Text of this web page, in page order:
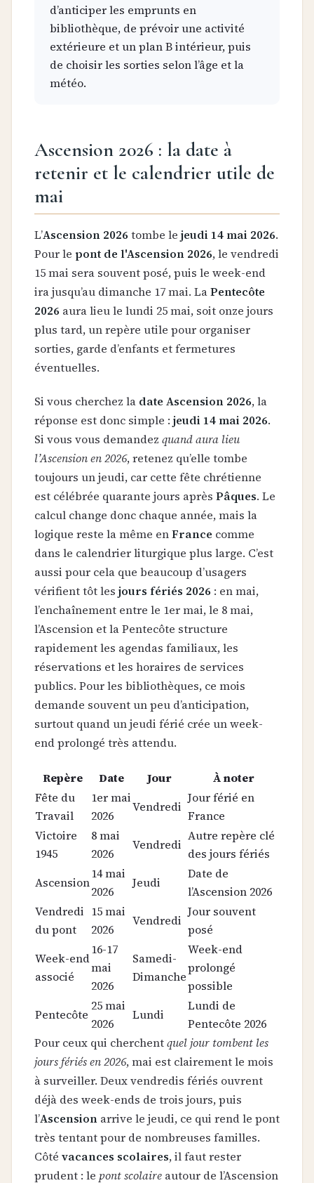
d’anticiper les emprunts en
bibliothèque, de prévoir une activité
extérieure et un plan B intérieur, puis
de choisir les sorties selon l’âge et la
météo.
Ascension 2026 : la date à
retenir et le calendrier utile de
mai
L’Ascension 2026 tombe le jeudi 14 mai 2026.
Pour le pont de l'Ascension 2026, le vendredi
15 mai sera souvent posé, puis le week-end
ira jusqu’au dimanche 17 mai. LaPentecôte
2026 aura lieu le lundi 25 mai, soit onze jours
plus tard, un repère utile pour organiser
sorties, garde d’enfants et fermetures
éventuelles.
Si vous cherchez la date Ascension 2026, la
réponse est donc simple : jeudi 14 mai 2026.
Si vous vous demandez quand aura lieu
l’Ascension en 2026, retenez qu’elle tombe
toujours un jeudi, car cette fête chrétienne
est célébrée quarante jours après Pâques. Le
calcul change donc chaque année, mais la
logique reste la même enFrance comme
dans le calendrier liturgique plus large. C’est
aussi pour cela que beaucoup d’usagers
vérifient tôt les jours fériés 2026 : en mai,
l’enchaînement entre le 1er mai, le 8 mai,
l’Ascension et la Pentecôte structure
rapidement les agendas familiaux, les
réservations et les horaires de services
publics. Pour les bibliothèques, ce mois
demande souvent un peu d’anticipation,
surtout quand un jeudi férié crée un week-
end prolongé très attendu.
Repère Date Jour
À noter
Fête du
Travail
1er mai
2026
Vendredi
Jour férié en
France
Victoire
1945
8 mai
2026
Vendredi
Autre repère clé
des jours fériés
Ascension
14 mai
2026
Jeudi
Date de
l’Ascension 2026
Vendredi
du pont
15 mai
2026
Vendredi
Jour souvent
posé
Week-end
associé
16-17
mai
2026
Samedi-
Dimanche
Week-end
prolongé
possible
Pentecôte
25 mai
2026
Lundi
Lundi de
Pentecôte 2026
Pour ceux qui cherchentquel jour tombent les
jours fériés en 2026, mai est clairement le mois
à surveiller. Deux vendredis fériés ouvrent
déjà des week-ends de trois jours, puis
l’Ascension arrive le jeudi, ce qui rend le pont
très tentant pour de nombreuses familles.
Côté vacances scolaires, il faut rester
prudent : le pont scolaire autour de l’Ascension